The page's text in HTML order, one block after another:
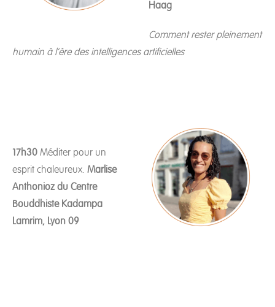
Haag
Comment rester pleinement
humain à l’ère des intelligences artificielles
17h30 Méditer pour un
esprit chaleureux. Marlise
Anthonioz du Centre
Bouddhiste Kadampa
Lamrim, Lyon 09